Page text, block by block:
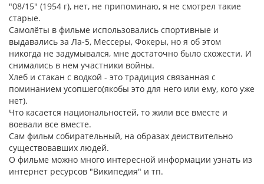
"08/15" (1954 г), нет, не припоминаю, я не смотрел такие
старые.
Самолёты в фильме использовались спортивные и
выдавались за Ла-5, Мессеры, Фокеры, но я об этом
никогда не задумывался, мне достаточно было схожести. И
снимались в нем участники войны.
Хлеб и стакан с водкой - это традиция связанная с
поминанием усопшего(якобы это для него или ему, кого уже
нет).
Что касается национальностей, то жили все вместе и
воевали все вместе.
Сам фильм собирательный, на образах деиствительно
существовавших людей.
О фильме можно много интересной информации узнать из
интернет ресурсов "Википедия" и тп.